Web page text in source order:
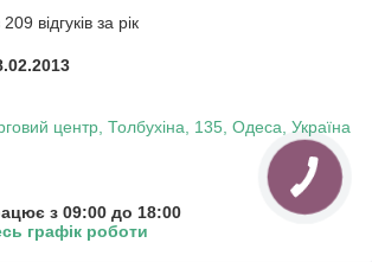
відгуків за рік
центр, Толбухіна, 135, Одеса, Україна
з 09:00 до 18:00
графік роботи